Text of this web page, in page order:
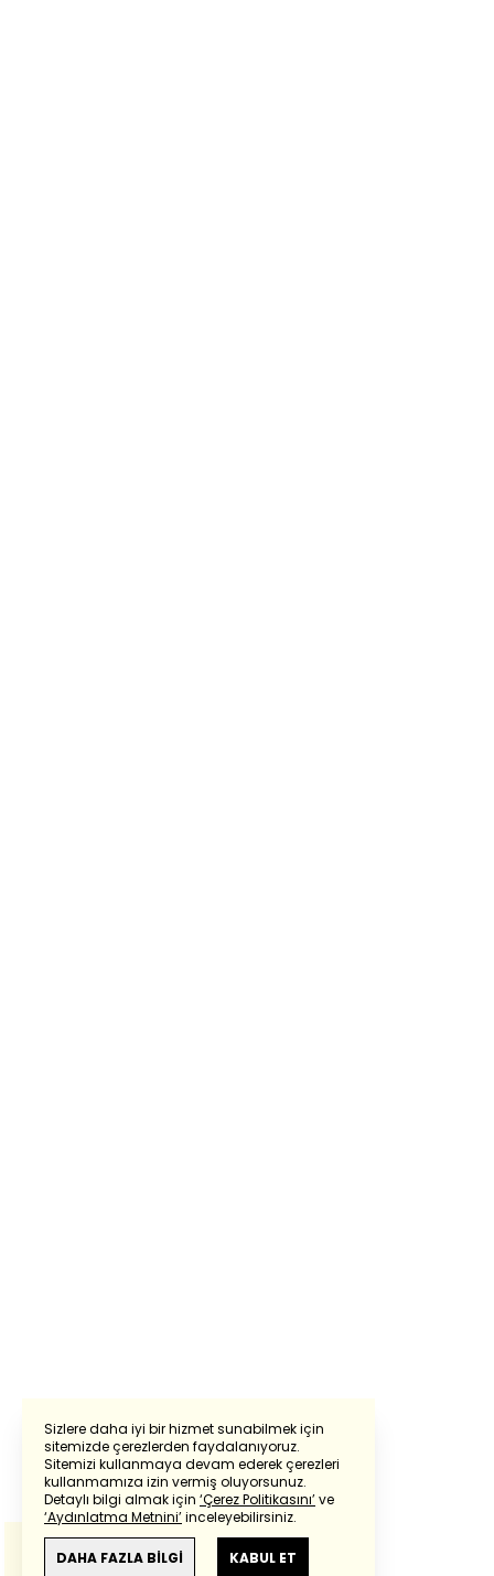
Sizlere daha iyi bir hizmet sunabilmek için
sitemizde çerezlerden faydalanıyoruz.
Sitemizi kullanmaya devam ederek çerezleri
kullanmamıza izin vermiş oluyorsunuz.
Detaylı bilgi almak için ‘Çerez Politikasını’ve
‘Aydınlatma Metnini’inceleyebilirsiniz.
DAHA FAZLA BİLGİ KABUL ET
Powered by Translate
Bu çevirideGoogle Transletekullanılmıştır.
Anlam ve çeviri hatalarından
haberturk.com